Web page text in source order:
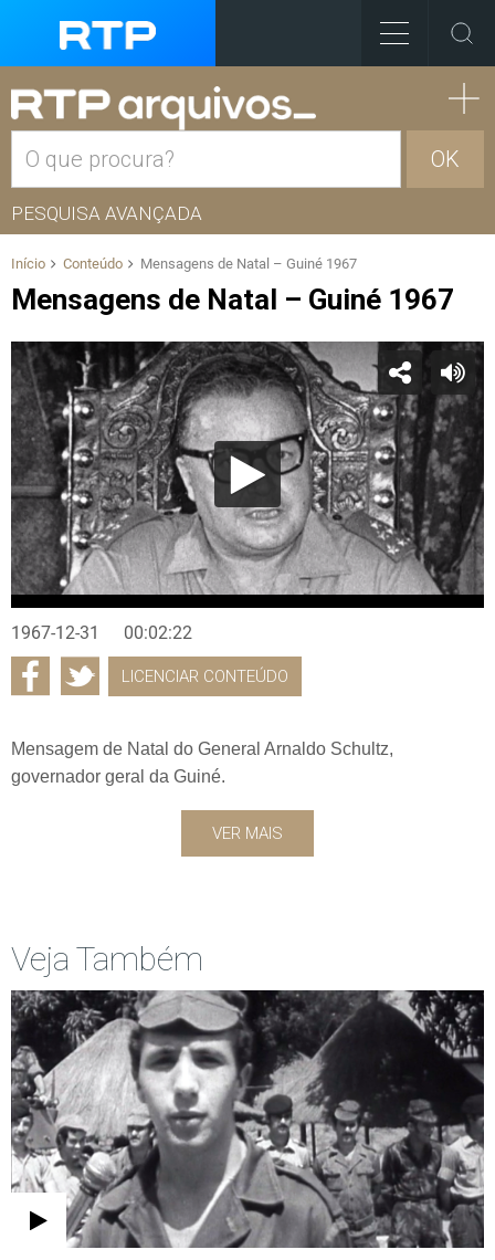
OK
PESQUISA AVANÇADA
Início Conteúdo Mensagens de Natal – Guiné 1967
Mensagens de Natal – Guiné 1967
1967-12-31 00:02:22
LICENCIAR CONTEÚDO
Mensagem de Natal do General Arnaldo Schultz,
governador geral da Guiné.
VER MAIS
Veja Também